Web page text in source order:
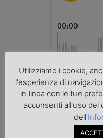
Cronaca
Utilizziamo i cookie,
l'esperienza di
in linea con le tue
acconsenti all'uso dei
dell'